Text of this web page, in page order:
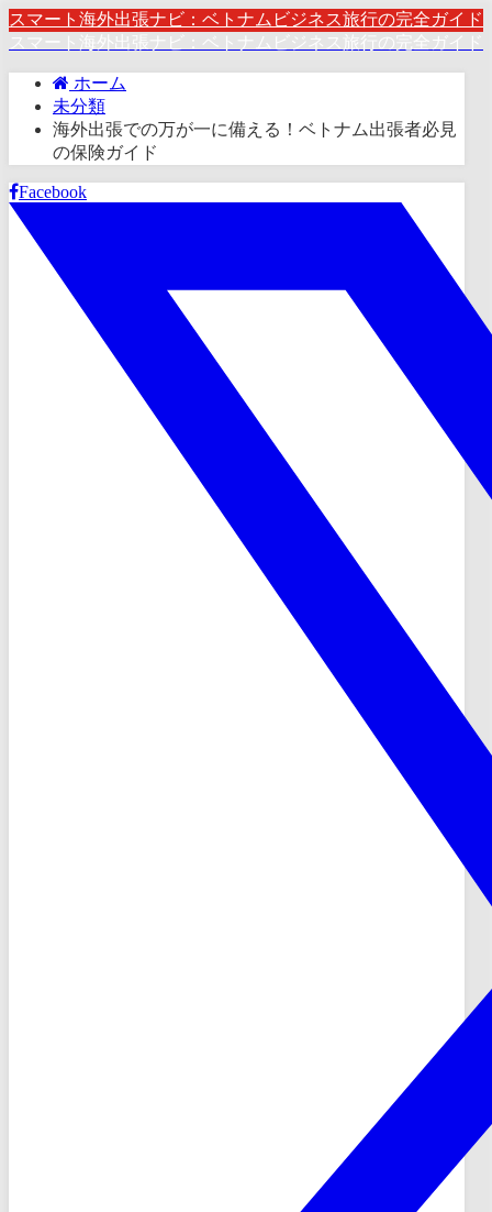
スマート海外出張ナビ：ベトナムビジネス旅行の完全ガイド
スマート海外出張ナビ：ベトナムビジネス旅行の完全ガイド
ホーム
未分類
海外出張での万が一に備える！ベトナム出張者必見
の保険ガイド
Facebook